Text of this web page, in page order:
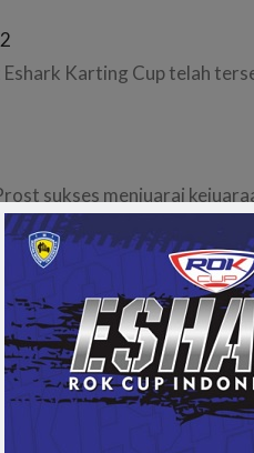
Karting Cup telah
sukses menjuarai
sukses meraih gelar
mengaku bangga bisa